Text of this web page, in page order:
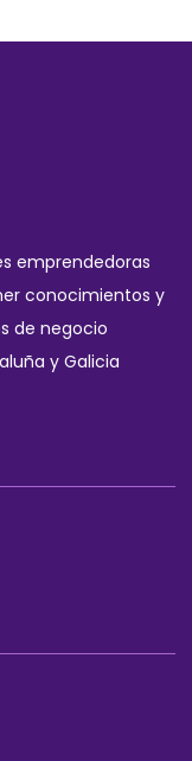
emprendedoras
conocimientos y
de negocio
y Galicia